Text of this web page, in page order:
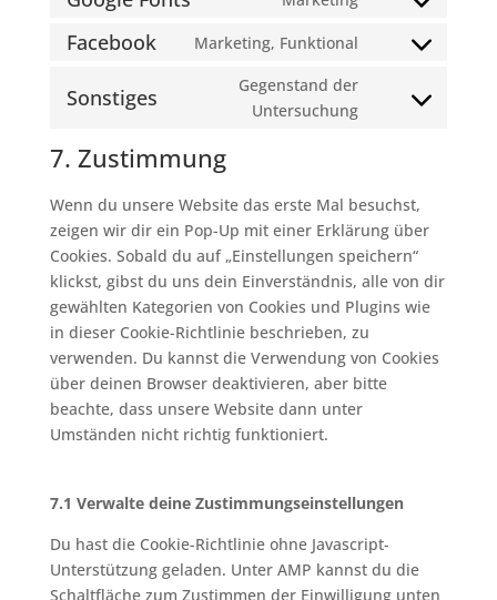
Consent
Facebook Marketing, Funktional
Consent
service
Sonstiges
Gegenstand der
Untersuchung
Consent
7. Zustimmung
Wenn du unsere Website das erste Mal besuchst,
zeigen wir dir ein Pop-Up mit einer Erklärung über
Cookies. Sobald du auf „Einstellungen speichern“
klickst, gibst du uns dein Einverständnis, alle von dir
gewählten Kategorien von Cookies und Plugins wie
in dieser Cookie-Richtlinie beschrieben, zu
verwenden. Du kannst die Verwendung von Cookies
über deinen Browser deaktivieren, aber bitte
beachte, dass unsere Website dann unter
Umständen nicht richtig funktioniert.
7.1 Verwalte deine Zustimmungseinstellungen
Du hast die Cookie-Richtlinie ohne Javascript-
Unterstützung geladen. Unter AMP kannst du die
Schaltfläche zum Zustimmen der Einwilligung unten